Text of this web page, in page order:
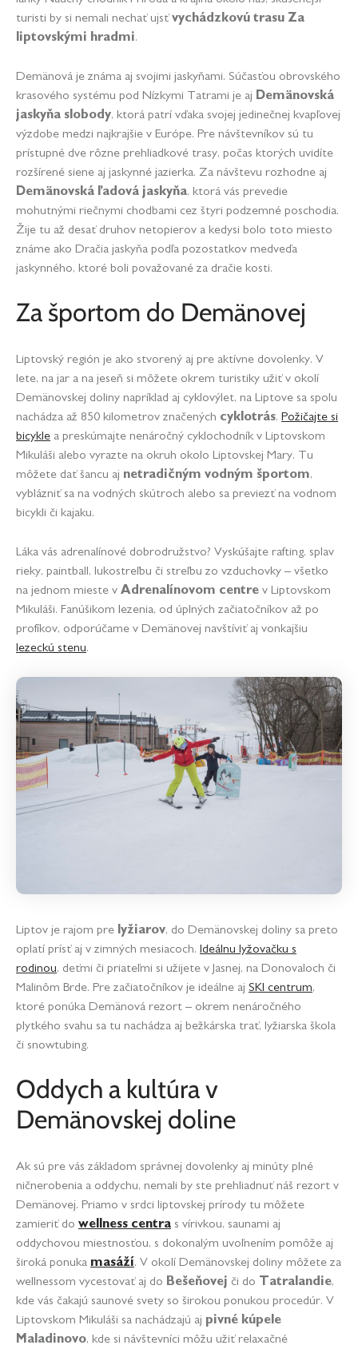
turisti by si nemali nechať ujsťvychádzkovú trasu Za
liptovskými hradmi.
Demänová je známa aj svojimi jaskyňami. Súčasťou obrovského
krasového systému pod Nízkymi Tatrami je aj Demänovská
jaskyňa slobody, ktorá patrí vďaka svojej jedinečnej kvapľovej
výzdobe medzi najkrajšie v Európe. Pre návštevníkov sú tu
prístupné dve rôzne prehliadkové trasy, počas ktorých uvidíte
rozšírené siene aj jaskynné jazierka. Za návštevu rozhodne aj
Demänovská ľadová jaskyňa, ktorá vás prevedie
mohutnými riečnymi chodbami cez štyri podzemné poschodia.
Žije tu až desať druhov netopierov a kedysi bolo toto miesto
známe ako Dračia jaskyňa podľa pozostatkov medveďa
jaskynného, ktoré boli považované za dračie kosti.
Za športom do Demänovej
Liptovský región je ako stvorený aj pre aktívne dovolenky. V
lete, na jar a na jeseň si môžete okrem turistiky užiť v okolí
Demänovskej doliny napríklad aj cyklovýlet, na Liptove sa spolu
nachádza až 850 kilometrov značených cyklotrás. Požičajte si
bicykle a preskúmajte nenáročný cyklochodník v Liptovskom
Mikuláši alebo vyrazte na okruh okolo Liptovskej Mary. Tu
môžete dať šancu aj netradičným vodným športom,
vyblázniť sa na vodných skútroch alebo sa previezť na vodnom
bicykli či kajaku.
Láka vás adrenalínové dobrodružstvo? Vyskúšajte rafting, splav
rieky, paintball, lukostreľbu či streľbu zo vzduchovky – všetko
na jednom mieste v Adrenalínovom centre v Liptovskom
Mikuláši. Fanúšikom lezenia, od úplných začiatočníkov až po
profíkov, odporúčame v Demänovej navštíviť aj vonkajšiu
lezeckú stenu.
Liptov je rajom pre lyžiarov, do Demänovskej doliny sa preto
oplatí prísť aj v zimných mesiacoch. Ideálnu lyžovačku s
rodinou, deťmi či priateľmi si užijete v Jasnej, na Donovaloch či
Malinôm Brde. Pre začiatočníkov je ideálne aj SKI centrum,
ktoré ponúka Demänová rezort – okrem nenáročného
plytkého svahu sa tu nachádza aj bežkárska trať, lyžiarska škola
či snowtubing.
Oddych a kultúra v
Demänovskej doline
Ak sú pre vás základom správnej dovolenky aj minúty plné
ničnerobenia a oddychu, nemali by ste prehliadnuť náš rezort v
Demänovej. Priamo v srdci liptovskej prírody tu môžete
zamieriť do wellness centra s vírivkou, saunami aj
oddychovou miestnosťou, s dokonalým uvoľnením pomôže aj
široká ponuka masáží. V okolí Demänovskej doliny môžete za
wellnessom vycestovať aj do Bešeňovej či do Tatralandie,
kde vás čakajú saunové svety so širokou ponukou procedúr. V
Liptovskom Mikuláši sa nachádzajú aj pivné kúpele
Maladinovo, kde si návštevníci môžu užiť relaxačné